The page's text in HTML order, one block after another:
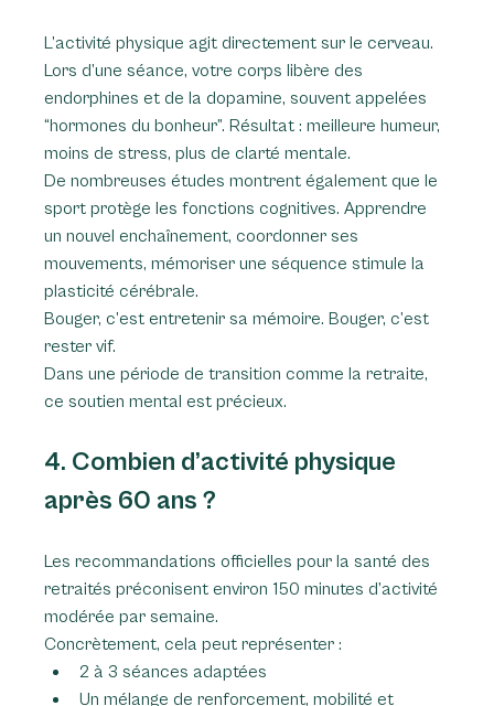
L’activité physique agit directement sur le cerveau.
Lors d’une séance, votre corps libère des
endorphines et de la dopamine, souvent appelées
“hormones du bonheur”. Résultat : meilleure humeur,
moins de stress, plus de clarté mentale.
De nombreuses études montrent également que le
sport protège les fonctions cognitives. Apprendre
un nouvel enchaînement, coordonner ses
mouvements, mémoriser une séquence stimule la
plasticité cérébrale.
Bouger, c’est entretenir sa mémoire. Bouger, c’est
rester vif.
Dans une période de transition comme la retraite,
ce soutien mental est précieux.
4. Combien d’activité physique
après 60 ans ?
Les recommandations officielles pour la santé des
retraités préconisent environ 150 minutes d’activité
modérée par semaine.
Concrètement, cela peut représenter :
2 à 3 séances adaptées
Un mélange de renforcement, mobilité et